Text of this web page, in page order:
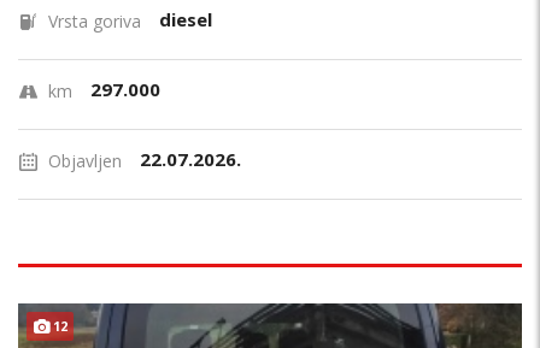
Vrsta goriva diesel
km 297.000
Objavljen 22.07.2026.
12